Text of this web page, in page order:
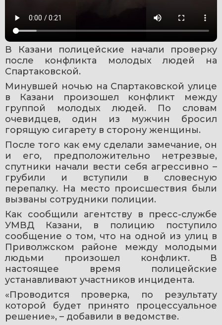
В Казани полицейские начали проверку
после конфликта молодых людей на
Спартаковской.
Минувшей ночью на Спартаковской улице
в Казани произошел конфликт между
группой молодых людей. По словам
очевидцев, один из мужчин бросил
горящую сигарету в сторону женщины.
После того как ему сделали замечание, он
и его, предположительно нетрезвые,
спутники начали вести себя агрессивно –
грубили и вступили в словесную
перепалку. На место происшествия были
вызваны сотрудники полиции.
Как сообщили агентству в пресс-службе
УМВД Казани, в полицию поступило
сообщение о том, что на одной из улиц в
Приволжском районе между молодыми
людьми произошел конфликт. В
настоящее время полицейские
устанавливают участников инцидента.
«Проводится проверка, по результату
которой будет принято процессуальное
решение», – добавили в ведомстве.